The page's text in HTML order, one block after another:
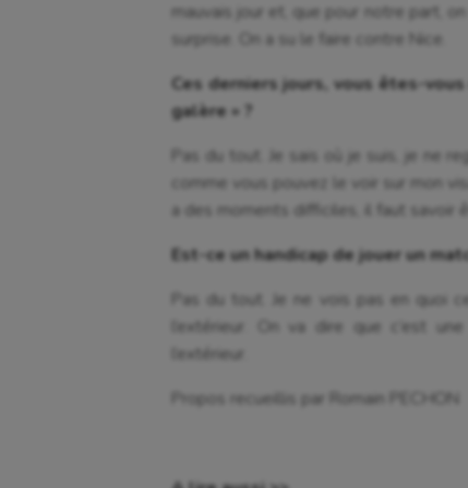
mauvais jour et, que pour notre part,
surprise. On a su le faire contre Nice.
Ces derniers jours, vous êtes-
galère » ?
Pas du tout. Je sais où je suis, je ne
comme vous pouvez le voir sur mon
a des moments difficiles, il faut savoir
Est-ce un handicap de jouer un
Pas du tout. Je ne vois pas en quoi
l’extérieur. On va dire que c’est
l’extérieur.
Propos recueillis par Romain PECHON